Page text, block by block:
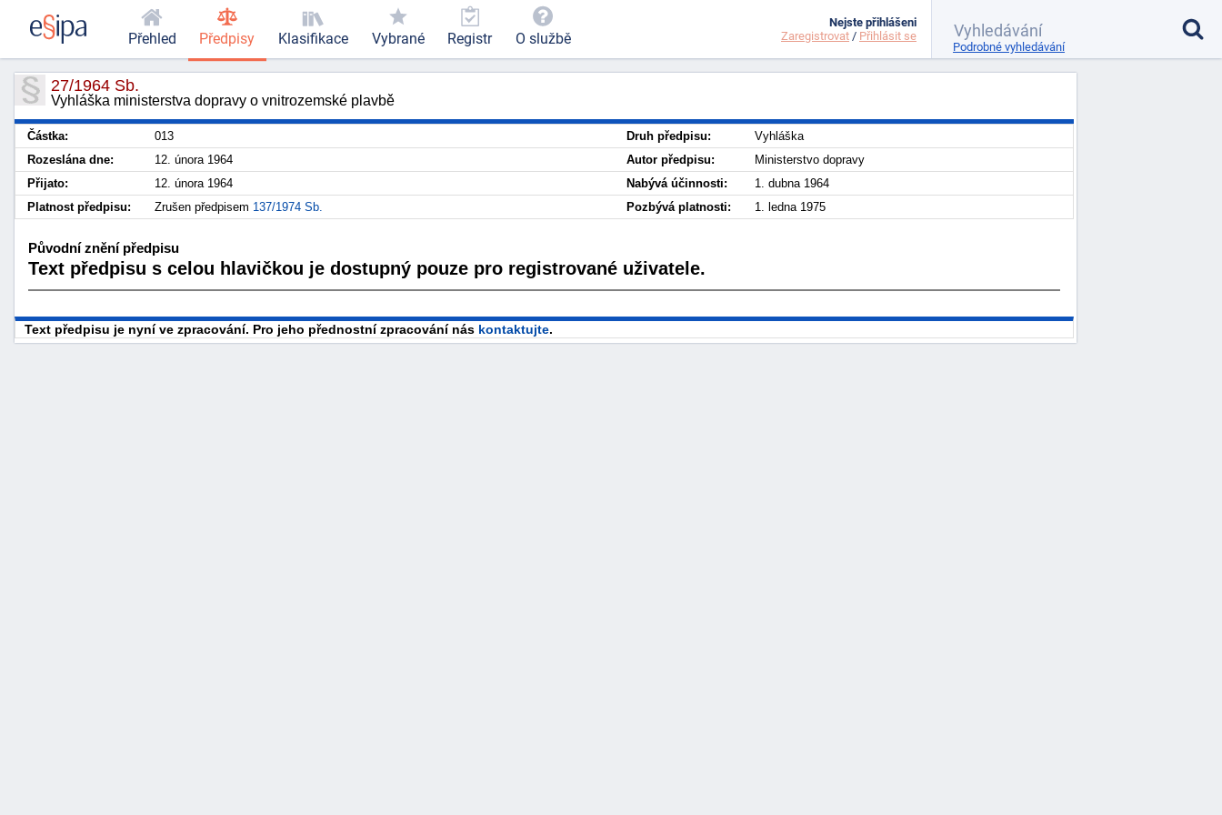
27/1964 Sb.
Vyhláška ministerstva dopravy o vnitrozemské plavbě
Částka: 013 Druh předpisu:
Vyhláška
Rozeslána dne:
12. února 1964 Autor předpisu:
Ministerstvo dopravy
Přijato:
12. února 1964 Nabývá účinnosti:
1. dubna 1964
Platnost předpisu:
Zrušen předpisem 137/1974 Sb. Pozbývá platnosti: 1. ledna 1975
Původní znění předpisu
Text předpisu s celou hlavičkou je dostupný pouze pro registrované uživatele.
Text předpisu je nyní ve zpracování. Pro jeho přednostní zpracování nás kontaktujte.
Přehled Předpisy Klasifikace Vybrané Registr O službě
Nejste přihlášeni
Zaregistrovat / Přihlásit se
Podrobné vyhledávání